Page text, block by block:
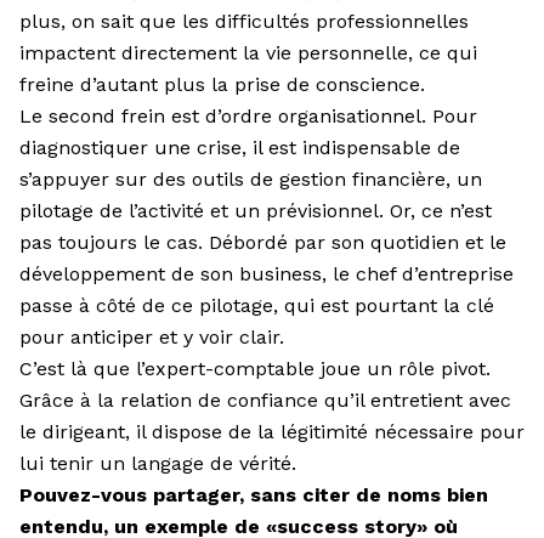
plus, on sait que les difficultés professionnelles
impactent directement la vie personnelle, ce qui
freine d’autant plus la prise de conscience.
Le second frein est d’ordre organisationnel. Pour
diagnostiquer une crise, il est indispensable de
s’appuyer sur des outils de gestion fi­nancière, un
pilotage de l’activité et un prévisionnel. Or, ce n’est
pas toujours le cas. Débordé par son quotidien et le
développement de son business, le chef d’entreprise
passe à côté de ce pilotage, qui est pourtant la clé
pour anticiper et y voir clair.
C’est là que l’expert-comptable joue un rôle pivot.
Grâce à la relation de confiance qu’il entretient avec
le dirigeant, il dispose de la légitimité nécessaire pour
lui tenir un langage de vérité.
Pouvez-vous partager, sans citer de noms bien
entendu, un exemple de «success story» où